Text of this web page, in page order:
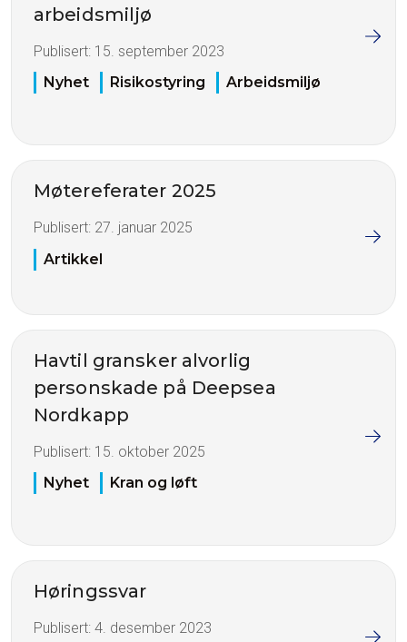
arbeidsmiljø
Publisert: 15. september 2023
Nyhet
Risikostyring Arbeidsmiljø
Møtereferater 2025
Publisert: 27. januar 2025
Artikkel
Havtil gransker alvorlig
personskade på Deepsea
Nordkapp
Publisert: 15. oktober 2025
Nyhet
Kran og løft
Høringssvar
Publisert: 4. desember 2023